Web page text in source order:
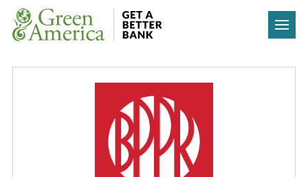
Skip to content